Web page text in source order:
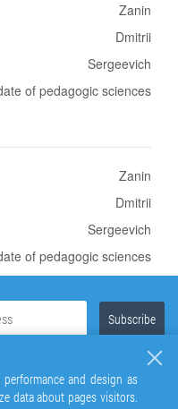
Zanin
Dmitrii
Sergeevich
of pedagogic sciences
Zanin
Dmitrii
Sergeevich
of pedagogic sciences
and design as
data about pages visitors.